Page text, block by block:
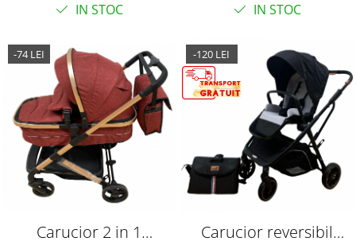
IN STOC IN STOC
-74 LEI
Carucior 2 in 1
-120 LEI
Carucior reversibil